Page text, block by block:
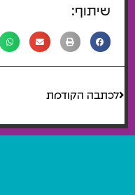
שיתוף:
לכתבה הקודמת